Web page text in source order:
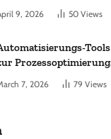
kleine Gärten: Worauf es
bei 200 bis 500 m²
9, 2026 50 Views
Tools
Prozessoptimierung
im Einkauf: Wichtige
Funktionen, auf die Sie
7, 2026 79 Views